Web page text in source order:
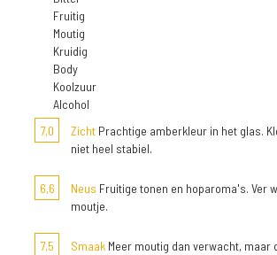
Fruitig
Moutig
Kruidig
Body
Koolzuur
Alcohol
7,0
Zicht Prachtige amberkleur in het glas.
niet heel stabiel.
6,6 Neus Fruitige tonen en hoparoma's. Ver
moutje.
7,5 Smaak Meer moutig dan verwacht, maar